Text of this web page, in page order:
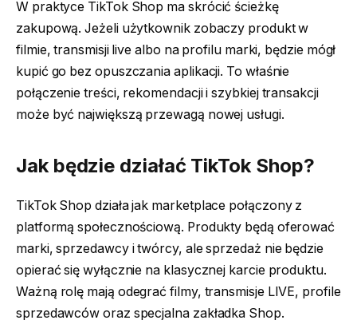
W praktyce TikTok Shop ma skrócić ścieżkę
zakupową. Jeżeli użytkownik zobaczy produkt w
filmie, transmisji live albo na profilu marki, będzie mógł
kupić go bez opuszczania aplikacji. To właśnie
połączenie treści, rekomendacji i szybkiej transakcji
może być największą przewagą nowej usługi.
Jak będzie działać TikTok Shop?
TikTok Shop działa jak marketplace połączony z
platformą społecznościową. Produkty będą oferować
marki, sprzedawcy i twórcy, ale sprzedaż nie będzie
opierać się wyłącznie na klasycznej karcie produktu.
Ważną rolę mają odegrać filmy, transmisje LIVE, profile
sprzedawców oraz specjalna zakładka Shop.